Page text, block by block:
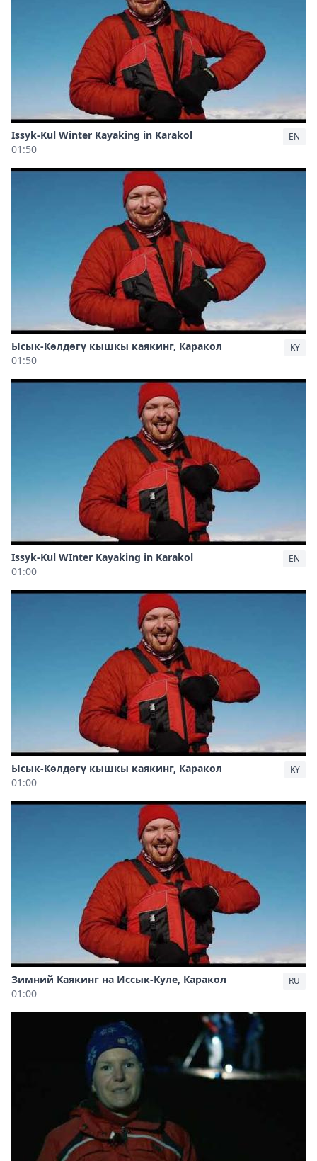
Issyk-Kul Winter Kayaking in Karakol
01:50
EN
Ысык-Көлдөгү кышкы каякинг, Каракол
01:50
KY
Issyk-Kul WInter Kayaking in Karakol
01:00
EN
Ысык-Көлдөгү кышкы каякинг, Каракол
01:00
KY
Зимний Каякинг на Иссык-Куле, Каракол
01:00
RU